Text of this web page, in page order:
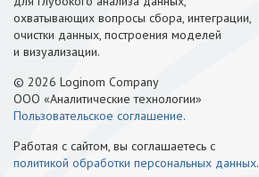
охватывающих вопросы сбора, интеграции,
очистки данных, построения моделей
и визуализации.
© 2026 Loginom Company
ООО «Аналитические технологии»
Пользовательское соглашение.
Работая с сайтом, вы соглашаетесь с
политикой обработки персональных данных.